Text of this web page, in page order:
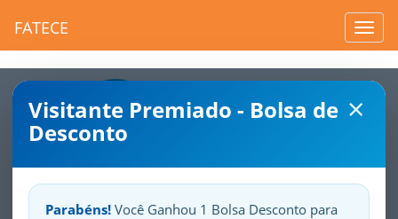
FATECE
×
Visitante Premiado - Bolsa de
Desconto
Parabéns! Você Ganhou 1 Bolsa Desconto para